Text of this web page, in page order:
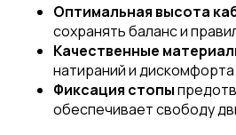
Оптимальная высота
сохранять баланс и
Качественные
натираний и дискомфорта.
Фиксация стопы
обеспечивает свободу